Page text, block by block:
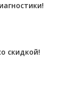
скидкой!